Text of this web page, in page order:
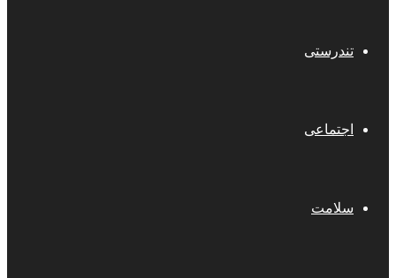
تندرستی
اجتماعی
سلامت